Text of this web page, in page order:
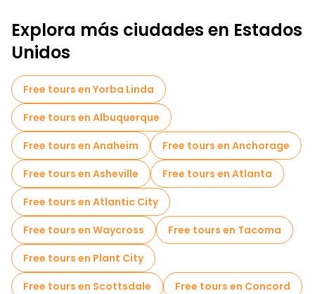
Explora más ciudades en Estados
Unidos
Free tours en Yorba Linda
Free tours en Albuquerque
Free tours en Anaheim
Free tours en Anchorage
Free tours en Asheville
Free tours en Atlanta
Free tours en Atlantic City
Free tours en Waycross
Free tours en Tacoma
Free tours en Plant City
Free tours en Scottsdale
Free tours en Concord